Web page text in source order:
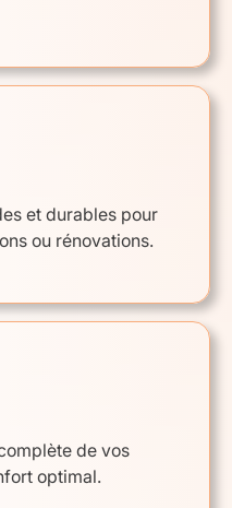
et durables pour
ou rénovations.
de vos
optimal.